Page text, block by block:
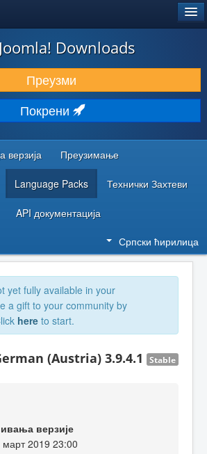
(ЕКСТЕНЗИЈЕ)
Joomla! Downloads
Преузми
Покрени
верзија Преузимање
Language Packs Технички Захтеви
API документација
Српски ћирилица
yet fully available in your
a gift to your community by
here to start.
(Austria) 3.9.4.1 Stable
верзије
2019 23:00